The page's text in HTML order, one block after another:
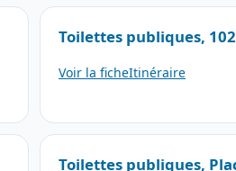
Toilettes publiques,
Voir la ficheItinéraire
Toilettes publiques,